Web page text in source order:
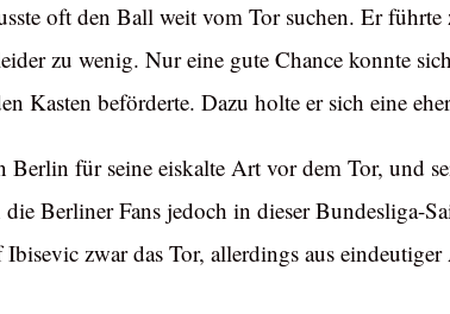
oft den Ball weit vom Tor suchen. Er
zu wenig. Nur eine gute Chance konnte
Kasten beförderte. Dazu holte er sich eine
für seine eiskalte Art vor dem Tor, und
Berliner Fans jedoch in dieser Bundesliga-
zwar das Tor, allerdings aus